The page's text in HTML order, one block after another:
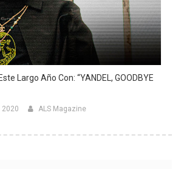
Largo Año Con: “YANDEL, GOODBYE
2020 ALS Magazine